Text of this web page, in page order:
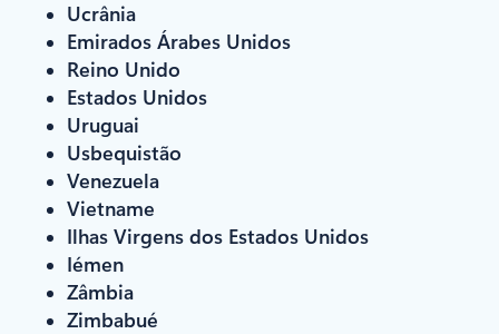
Ucrânia
Emirados Árabes Unidos
Reino Unido
Estados Unidos
Uruguai
Usbequistão
Venezuela
Vietname
Ilhas Virgens dos Estados Unidos
Iémen
Zâmbia
Zimbabué